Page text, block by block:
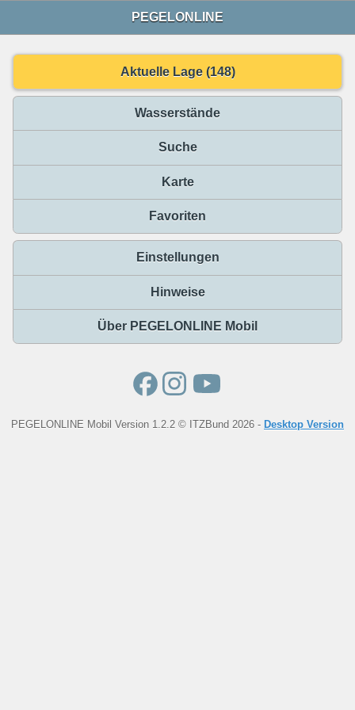
PEGELONLINE
Aktuelle Lage (148)
Wasserstände
Suche
Karte
Favoriten
Einstellungen
Hinweise
Über PEGELONLINE Mobil
PEGELONLINE Mobil Version 1.2.2 © ITZBund 2026 - Desktop Version